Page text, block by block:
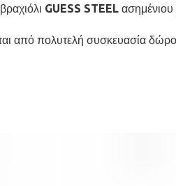
βραχιόλι GUESS STEEL
από πολυτελή συσκευασία